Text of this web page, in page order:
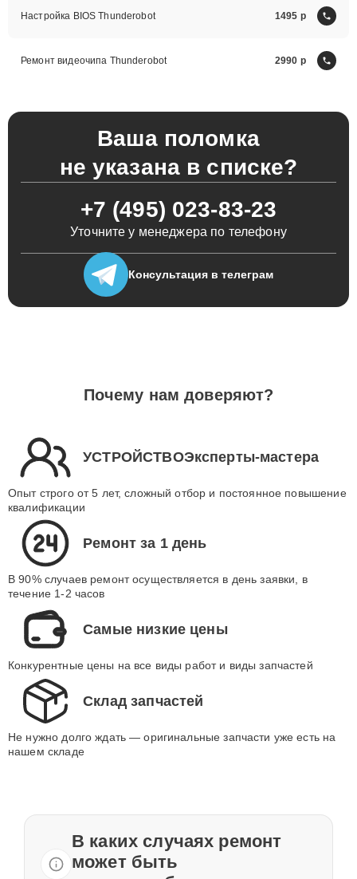
Настройка BIOS Thunderobot 1495
Ремонт видеочипа Thunderobot 2990
Ваша поломка
не указана в списке?
+7 (495) 023-83-23
Уточните у менеджера по телефону
Консультация в телеграм
Почему нам доверяют?
УСТРОЙСТВОЭксперты-мастера
Опыт строго от 5 лет, сложный отбор и постоянное повышение
квалификации
Ремонт за 1 день
В 90% случаев ремонт осуществляется в день заявки, в
течение 1-2 часов
Самые низкие цены
Конкурентные цены на все виды работ и виды запчастей
Склад запчастей
Не нужно долго ждать — оригинальные запчасти уже есть на
нашем складе
В каких случаях ремонт
может быть